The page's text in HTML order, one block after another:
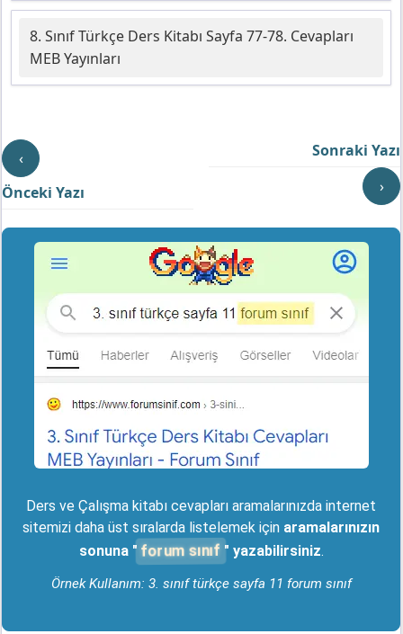
8. Sınıf Türkçe Ders Kitabı Sayfa 77-78. Cevapları
MEB Yayınları
‹
Önceki Yazı
Sonraki Yazı
›
Ders ve Çalışma kitabı cevapları aramalarınızda internet
sitemizi daha üst sıralarda listelemek için aramalarınızın
sonuna " forum sınıf " yazabilirsiniz.
Örnek Kullanım: 3. sınıf türkçe sayfa 11 forum sınıf